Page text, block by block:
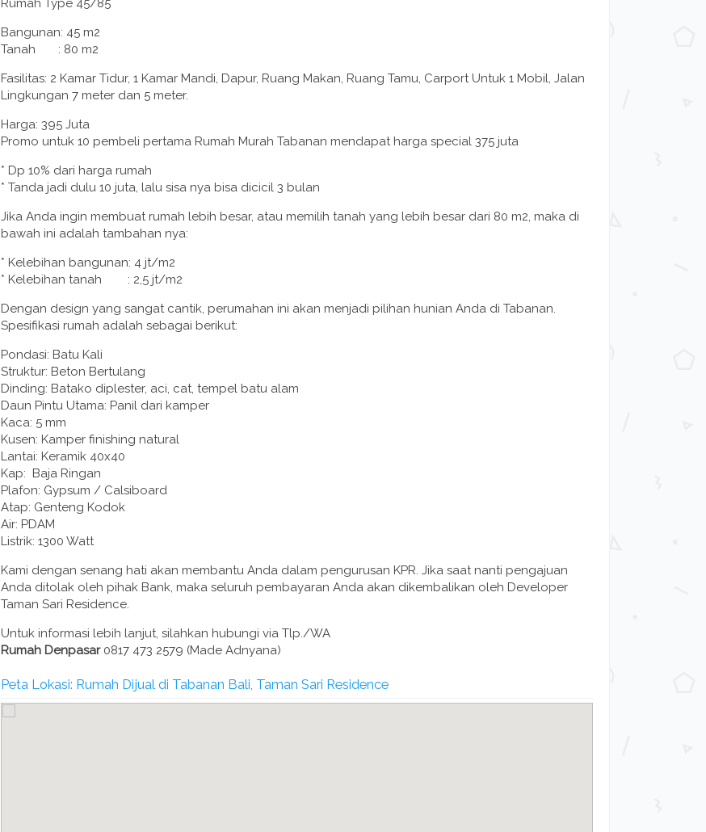
Rumah Type 45/85
Bangunan: 45 m2
Tanah : 80 m2
Fasilitas: 2 Kamar Tidur, 1 Kamar Mandi, Dapur, Ruang Makan, Ruang Tamu, Carport Untuk 1 Mobil, Jalan
Lingkungan 7 meter dan 5 meter.
Harga: 395 Juta
Promo untuk 10 pembeli pertama Rumah Murah Tabanan mendapat harga special 375 juta
* Dp 10% dari harga rumah
* Tanda jadi dulu 10 juta, lalu sisa nya bisa dicicil 3 bulan
Jika Anda ingin membuat rumah lebih besar, atau memilih tanah yang lebih besar dari 80 m2, maka di
bawah ini adalah tambahan nya:
* Kelebihan bangunan: 4 jt/m2
* Kelebihan tanah : 2,5 jt/m2
Dengan design yang sangat cantik, perumahan ini akan menjadi pilihan hunian Anda di Tabanan.
Spesifikasi rumah adalah sebagai berikut:
Pondasi: Batu Kali
Struktur: Beton Bertulang
Dinding: Batako diplester, aci, cat, tempel batu alam
Daun Pintu Utama: Panil dari kamper
Kaca: 5 mm
Kusen: Kamper finishing natural
Lantai: Keramik 40x40
Kap: Baja Ringan
Plafon: Gypsum / Calsiboard
Atap: Genteng Kodok
Air: PDAM
Listrik: 1300 Watt
Kami dengan senang hati akan membantu Anda dalam pengurusan KPR. Jika saat nanti pengajuan
Anda ditolak oleh pihak Bank, maka seluruh pembayaran Anda akan dikembalikan oleh Developer
Taman Sari Residence.
Untuk informasi lebih lanjut, silahkan hubungi via Tlp./WA
Rumah Denpasar0817 473 2579 (Made Adnyana)
Peta Lokasi: Rumah Dijual di Tabanan Bali, Taman Sari Residence